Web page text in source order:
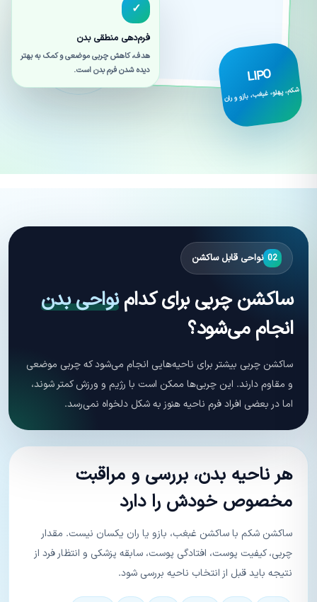
✓
فرم‌دهی منطقی بدن
هدف، کاهش چربی موضعی و کمک به بهتر
دیده شدن فرم بدن است.
LIPO
شکم، پهلو، غبغب، بازو و ران
02 نواحی قابل ساکشن
ساکشن چربی برای کدامنواحی بدن
انجام می‌شود؟
ساکشن چربی بیشتر برای ناحیه‌هایی انجام می‌شود که چربی موضعی
و مقاوم دارند. این چربی‌ها ممکن است با رژیم و ورزش کمتر شوند،
اما در بعضی افراد فرم ناحیه هنوز به شکل دلخواه نمی‌رسد.
هر ناحیه بدن، بررسی و مراقبت
مخصوص خودش را دارد
ساکشن شکم با ساکشن غبغب، بازو یا ران یکسان نیست. مقدار
چربی، کیفیت پوست، افتادگی پوست، سابقه پزشکی و انتظار فرد از
نتیجه باید قبل از انتخاب ناحیه بررسی شود.